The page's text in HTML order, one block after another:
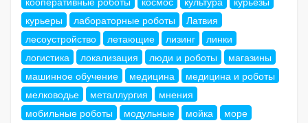
курьеры
лабораторные роботы
Латвия
лесоустройство
летающие лизинг
линки
логистика
локализация люди и роботы
магазины
машинное обучение
медицина
медицина и роботы
мелководье
металлургия
мнения
мобильные роботы
модульные мойка
море